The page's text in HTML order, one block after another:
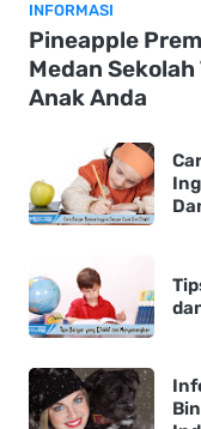
INFORMASI
Pineapple
Medan
Anak Anda